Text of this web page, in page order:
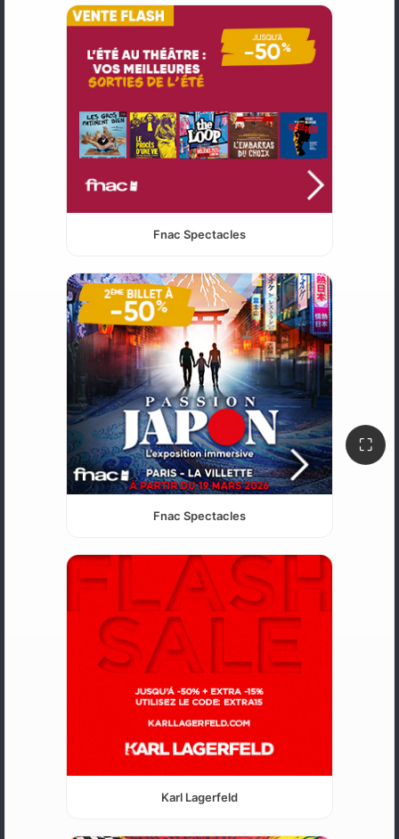
⛶
Fnac Spectacles
Fnac Spectacles
Karl Lagerfeld